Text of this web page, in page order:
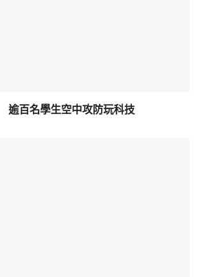
百名學生空中攻防玩科技